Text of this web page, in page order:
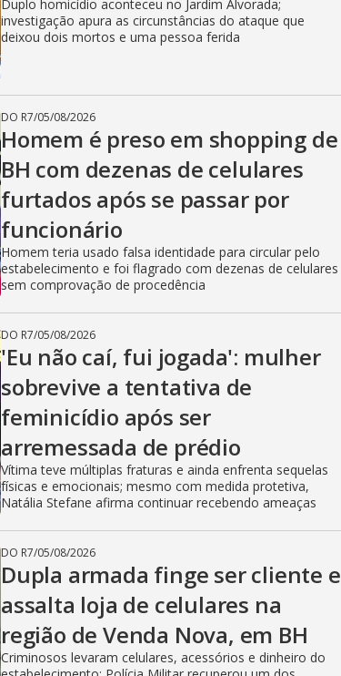
Duplo homicídio aconteceu no Jardim Alvorada;
investigação apura as circunstâncias do ataque que
deixou dois mortos e uma pessoa ferida
DO R7/05/08/2026
Homem é preso em shopping de
BH com dezenas de celulares
furtados após se passar por
funcionário
Homem teria usado falsa identidade para circular pelo
estabelecimento e foi flagrado com dezenas de celulares
sem comprovação de procedência
DO R7/05/08/2026
'Eu não caí, fui jogada': mulher
sobrevive a tentativa de
feminicídio após ser
arremessada de prédio
Vítima teve múltiplas fraturas e ainda enfrenta sequelas
físicas e emocionais; mesmo com medida protetiva,
Natália Stefane afirma continuar recebendo ameaças
DO R7/05/08/2026
Dupla armada finge ser cliente e
assalta loja de celulares na
região de Venda Nova, em BH
Criminosos levaram celulares, acessórios e dinheiro do